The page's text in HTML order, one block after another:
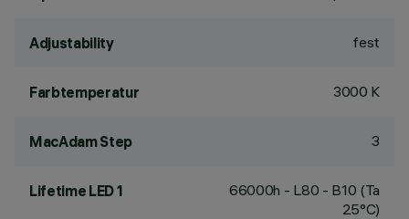
Adjustability fest
Farbtemperatur 3000 K
MacAdam Step 3
Lifetime LED 1
66000h - L80 - B10 (Ta
25°C)